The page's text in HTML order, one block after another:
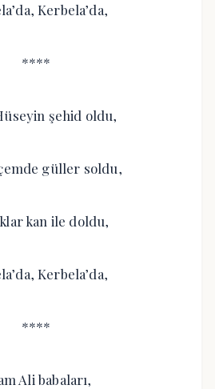
Kerbela’da,
****
şehid oldu,
güller soldu,
kan ile doldu,
Kerbela’da,
****
Ali babaları,